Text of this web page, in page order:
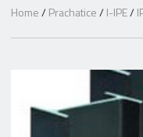
Home/ Prachatice/ I-IPE/